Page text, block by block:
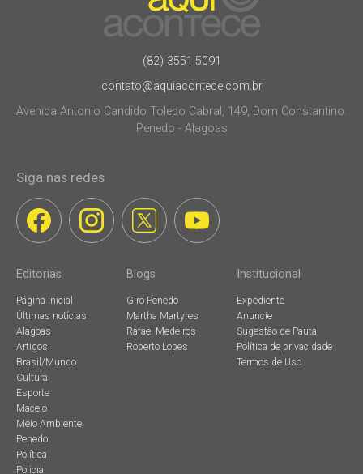
(82) 3551.5091
contato@aquiacontece.com.br
Avenida Antonio Candido Toledo Cabral, 149, Dom Constantino.
Penedo - Alagoas
Siga nas redes
Editorias
Página inicial
Últimas notícias
Alagoas
Artigos
Brasil/Mundo
Cultura
Esporte
Maceió
Meio Ambiente
Penedo
Política
Policial
Blogs
Giro Penedo
Martha Martyres
Rafael Medeiros
Roberto Lopes
Institucional
Expediente
Anuncie
Sugestão de Pauta
Política de privacidade
Termos de Uso